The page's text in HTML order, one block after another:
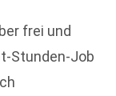
frei und
Stunden-Job